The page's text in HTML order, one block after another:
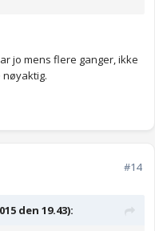
jo mens flere ganger, ikke
#14
den 19.43):